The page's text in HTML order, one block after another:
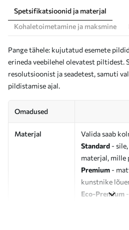
Spetsifikatsioonid ja materjal
Kohaletoimetamine ja maksmine
Pange tähele: kujutatud esemete
erineda veebilehel olevatest piltidest.
resolutsioonist ja seadetest, samuti
pildistamise ajal.
Omadused
Materjal
Valida saab
Standard -
materjal, mille
Premium -
kunstnike
Eco-Premium